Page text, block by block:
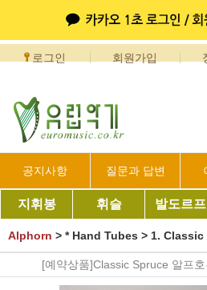
로그인 회원가입
공지사항 질문과 답변
지휘봉 휘슬 발도르프
Alphorn > * Hand Tubes > 1. Classic
[예약상품]Classic Spruce 알프